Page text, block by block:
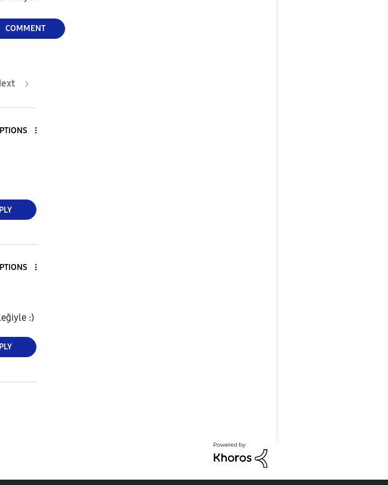
COMMENT
:)